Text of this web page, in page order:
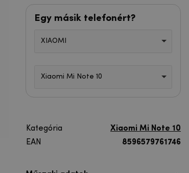
Egy másik telefonért?
XIAOMI
Xiaomi Mi Note 10
Kategória
Xiaomi Mi Note 10
EAN
8596579761746